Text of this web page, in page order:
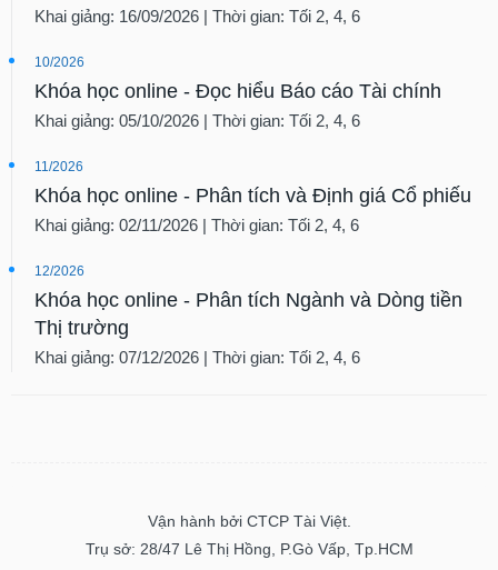
Khai giảng: 16/09/2026 | Thời gian: Tối 2, 4, 6
10/2026
Khóa học online - Đọc hiểu Báo cáo Tài chính
Khai giảng: 05/10/2026 | Thời gian: Tối 2, 4, 6
11/2026
Khóa học online - Phân tích và Định giá Cổ phiếu
Khai giảng: 02/11/2026 | Thời gian: Tối 2, 4, 6
12/2026
Khóa học online - Phân tích Ngành và Dòng tiền
Thị trường
Khai giảng: 07/12/2026 | Thời gian: Tối 2, 4, 6
Vận hành bởi CTCP Tài Việt.
Trụ sở: 28/47 Lê Thị Hồng, P.Gò Vấp, Tp.HCM